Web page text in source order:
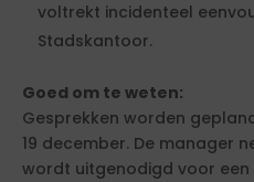
voltrekt incidenteel
Stadskantoor.
Goed om te weten:
Gesprekken worden
19 december. De manager
wordt uitgenodigd voor een